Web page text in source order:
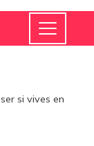
si vives en